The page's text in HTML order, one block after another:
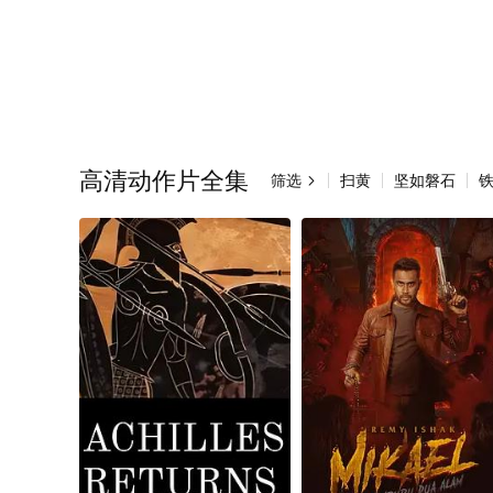
高清动作片全集 筛选  扫黄 坚如磐石